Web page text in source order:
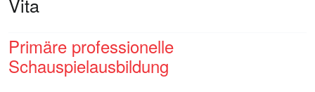
Vita
Primäre professionelle
Schauspielausbildung